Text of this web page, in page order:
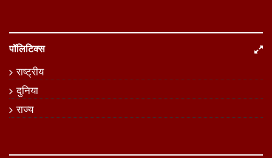
पॉलिटिक्स
राष्ट्रीय
दुनिया
राज्य